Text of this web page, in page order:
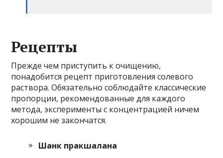
Рецепты
Прежде чем приступить к очищению,
понадобится рецепт приготовления солевого
раствора. Обязательно соблюдайте классические
пропорции, рекомендованные для каждого
метода, эксперименты с концентрацией ничем
хорошим не закончатся.
Шанк пракшалана